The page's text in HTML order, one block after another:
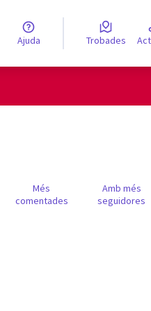
Elegir el idioma
Ajuda Trobades
Més
comentades
Amb més
seguidores